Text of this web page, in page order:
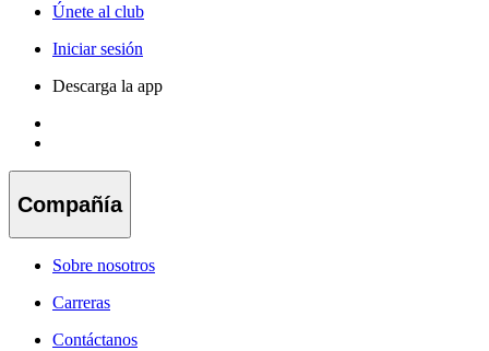
Únete al club
Iniciar sesión
Descarga la app
Compañía
Sobre nosotros
Carreras
Contáctanos